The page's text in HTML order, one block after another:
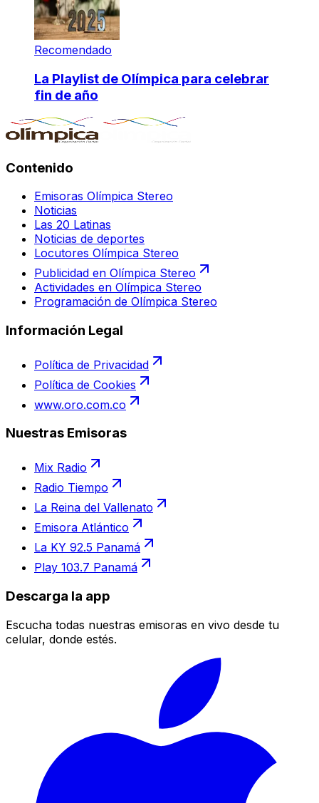
Recomendado
La Playlist de Olímpica para celebrar
fin de año
Contenido
Emisoras Olímpica Stereo
Noticias
Las 20 Latinas
Noticias de deportes
Locutores Olímpica Stereo
Publicidad en Olímpica Stereo
Actividades en Olímpica Stereo
Programación de Olímpica Stereo
Información Legal
Política de Privacidad
Política de Cookies
www.oro.com.co
Nuestras Emisoras
Mix Radio
Radio Tiempo
La Reina del Vallenato
Emisora Atlántico
La KY 92.5 Panamá
Play 103.7 Panamá
Descarga la app
Escucha todas nuestras emisoras en vivo desde tu
celular, donde estés.